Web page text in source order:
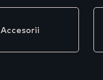
Accesorii